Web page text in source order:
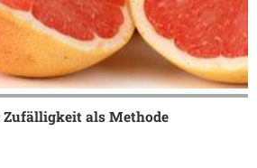
als Methode